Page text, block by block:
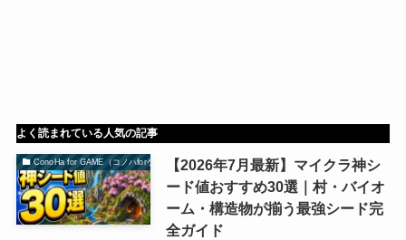
よく読まれている人気の記事
ConoHa for GAME（コノハforゲーム）【2026年7月最新】マイクラ神シ
ード値おすすめ30選｜村・バイオ
ーム・構造物が揃う最強シード完
全ガイド